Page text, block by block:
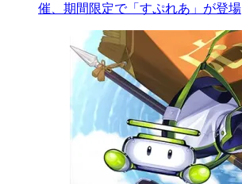
催、期間限定で「すぷれあ」が登場